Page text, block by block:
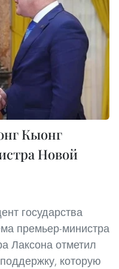
Кыонг
Новой
государства
премьер-министра
Лаксона отметил
которую